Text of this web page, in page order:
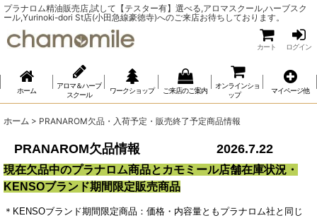
プラナロム精油販売店,試して【テスター有】選べる,アロマスクール,ハーブスク
ール,Yurinoki-dori St店(小田急線豪徳寺)へのご来店お待ちしております。
カート ログイン
ホーム
アロマ＆ハーブ
スクール
ワークショップ ご来店のご案内
オンラインショ
ップ
マイページ他
ホーム > PRANAROM欠品・入荷予定・販売終了予定商品情報
PRANAROM欠品情報 2026.7.22
現在欠品中のプラナロム商品とカモミール店舗在庫状況・
KENSOブランド期間限定販売商品
＊KENSOブランド期間限定商品：価格・内容量ともプラナロム社と同じ